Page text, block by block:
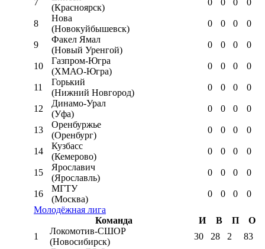
7
(Красноярск)
0 0 0 0
8
Нова
(Новокуйбышевск)
0 0 0 0
9
Факел Ямал
(Новый Уренгой)
0 0 0 0
10
Газпром-Югра
(ХМАО-Югра)
0 0 0 0
11
Горький
(Нижний Новгород)
0 0 0 0
12
Динамо-Урал
(Уфа)
0 0 0 0
13
Оренбуржье
(Оренбург)
0 0 0 0
14
Кузбасс
(Кемерово)
0 0 0 0
15
Ярославич
(Ярославль)
0 0 0 0
16
МГТУ
(Москва)
0 0 0
0
Молодёжная лига
Команда
И В П
О
1
Локомотив-CШОР
(Новосибирск)
30 28 2 83